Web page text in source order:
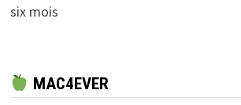
six mois
MAC4EVER